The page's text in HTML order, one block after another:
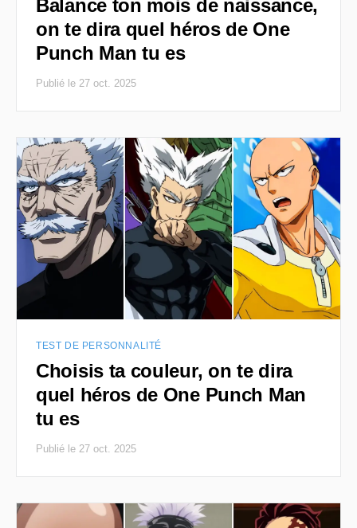
Balance ton mois de naissance,
on te dira quel héros de One
Punch Man tu es
Publié le 27 oct. 2025
TEST DE PERSONNALITÉ
Choisis ta couleur, on te dira
quel héros de One Punch Man
tu es
Publié le 27 oct. 2025